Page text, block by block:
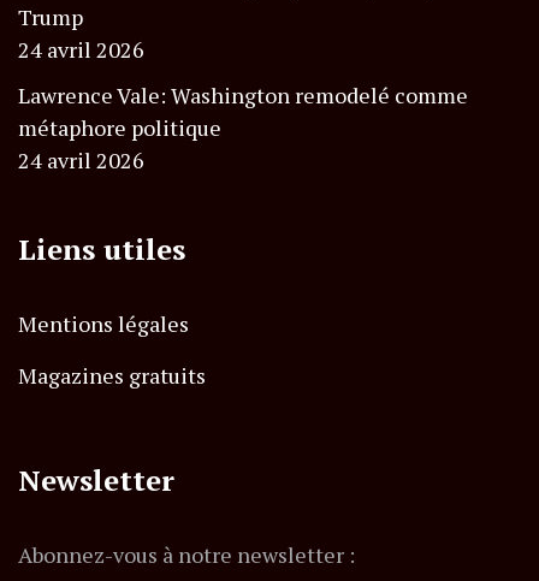
Trump
24 avril 2026
Lawrence Vale: Washington remodelé comme
métaphore politique
24 avril 2026
Liens utiles
Mentions légales
Magazines gratuits
Newsletter
Abonnez-vous à notre newsletter :